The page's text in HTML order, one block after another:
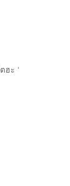
ฮะ ‘